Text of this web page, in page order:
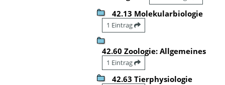
42.13 Molekularbiologie
1 Eintrag
42.60 Zoologie: Allgemeines
1 Eintrag
42.63 Tierphysiologie